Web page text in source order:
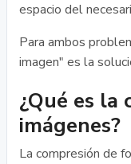
espacio del
Para ambos
imagen" es la
¿Qué es la
imágenes?
La compresión de